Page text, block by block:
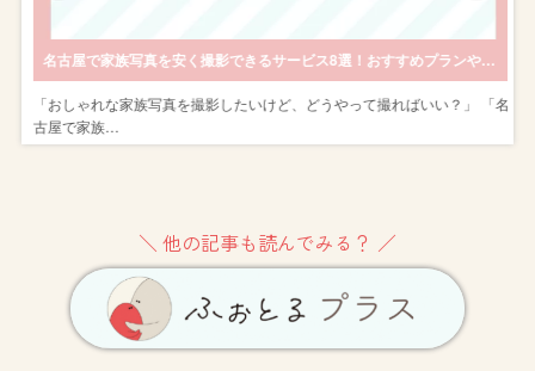
名古屋で家族写真を安く撮影できるサービス8選！おすすめプランやスタジオを紹介
「おしゃれな家族写真を撮影したいけど、どうやって撮ればいい？」 「名
古屋で家族…
＼ 他の記事も読んでみる？ ／